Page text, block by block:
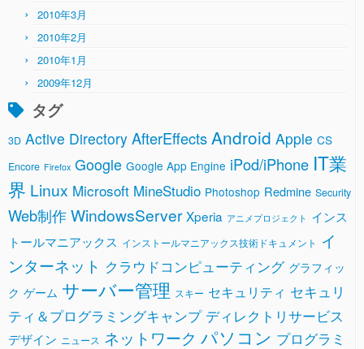
2010年3月
2010年2月
2010年1月
2009年12月
タグ
3D Active Directory AfterEffectsAndroid Apple CS
Encore Firefox Google Google App Engine iPod/iPhone IT業
界 Linux Microsoft MineStudio Photoshop Redmine Security
Web制作WindowsServer Xperia アニメプロジェクト インス
トールマニアックス インストールマニアックス技術ドキュメント イ
ンターネット クラウドコンピューティング グラフィッ
ク ゲーム サーバー管理 スキー セキュリティ セキュリ
ティ＆プログラミングキャンプ ディレクトリサービス
デザイン ニュース ネットワーク パソコン プログラミ